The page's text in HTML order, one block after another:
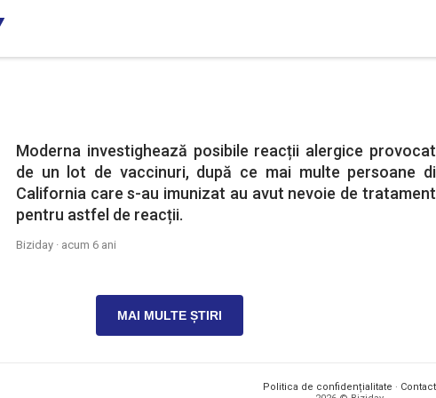
Moderna investighează posibile reacții alergice
de un lot de vaccinuri, după ce mai multe persoane
California care s-au imunizat au avut nevoie de
pentru astfel de reacții.
Biziday · acum 6 ani
MAI MULTE ȘTIRI
Politica de confidențialitate · Contact